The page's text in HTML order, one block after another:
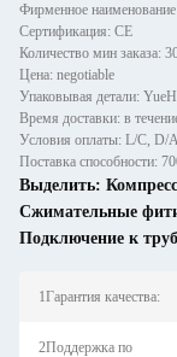
Фирменное
Сертификация: CE
Количество мин заказа:
Цена: negotiable
Упаковывая детали:
Время доставки: в
Условия оплаты: L/C, D/
Поставка способности:
Выделить:
Сжимательные
Подключение к
1Гарантия качества:
2Поддержка по